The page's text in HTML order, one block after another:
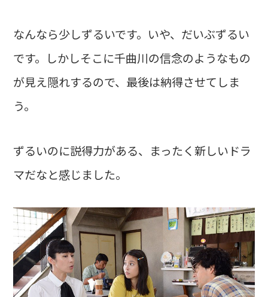
なんなら少しずるいです。いや、だいぶずるい
です。しかしそこに千曲川の信念のようなもの
が見え隠れするので、最後は納得させてしま
う。
ずるいのに説得力がある、まったく新しいドラ
マだなと感じました。